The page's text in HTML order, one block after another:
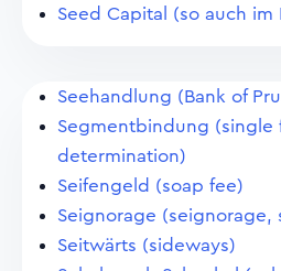
Seed Capital (so auch
Seehandlung (Bank of
Segmentbindung (single
determination)
Seifengeld (soap fee)
Seignorage (seignorage,
Seitwärts (sideways)